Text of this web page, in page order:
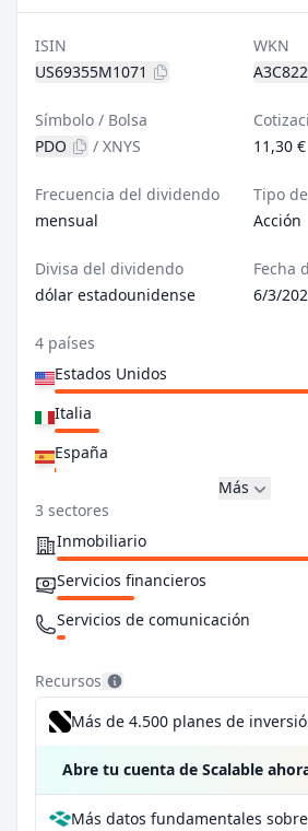
ISIN
US69355M1071
WKN
A3C822
Símbolo / Bolsa
PDO
/ XNYS
11,30 €
Frecuencia del dividendo
mensual
Tipo
Acción
Divisa del dividendo
dólar estadounidense
Fecha
6/3/
4 países
Estados Unidos
Italia
España
Más
3 sectores
Inmobiliario
Servicios financieros
Servicios de comunicación
Recursos
Abre tu cuenta de Scalable